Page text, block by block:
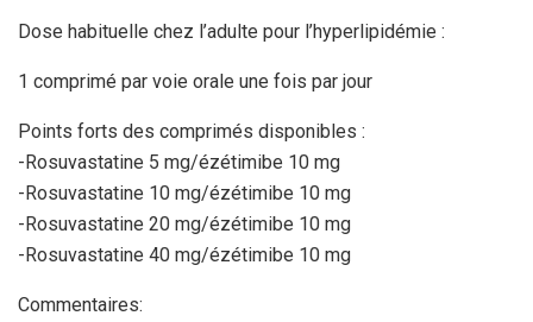
Dose habituelle chez l’adulte pour l’hyperlipidémie :
1 comprimé par voie orale une fois par jour
Points forts des comprimés disponibles :
-Rosuvastatine 5 mg/ézétimibe 10 mg
-Rosuvastatine 10 mg/ézétimibe 10 mg
-Rosuvastatine 20 mg/ézétimibe 10 mg
-Rosuvastatine 40 mg/ézétimibe 10 mg
Commentaires: